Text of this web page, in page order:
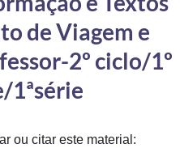
de Viagem e
2º ciclo/1º
1ªsérie
ou citar este material: